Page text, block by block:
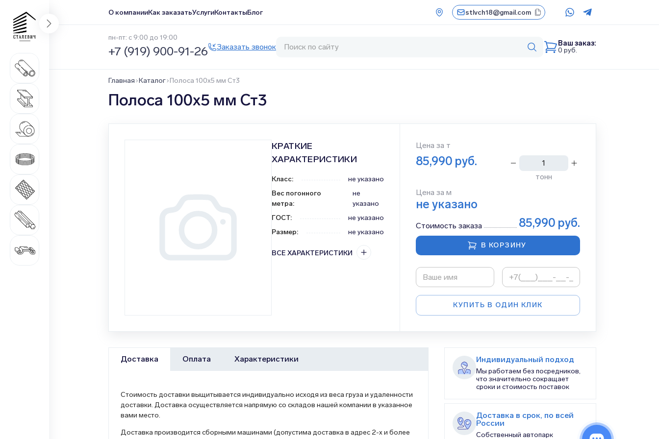
О компанииКак заказатьУслугиКонтактыБлог stlvch18@gmail.com
пн-пт: с 9:00 до 19:00
+7 (919) 900-91-26 Заказать звонок
Ваш заказ:
0 руб.
Главная Каталог Полоса 100х5 мм Ст3
Полоса 100х5 мм Ст3
КРАТКИЕ
ХАРАКТЕРИСТИКИ
Класс:
не указано
Вес погонного
метра:
не
указано
ГОСТ:
не указано
Размер: не указано
ВСЕ ХАРАКТЕРИСТИКИ
Цена за т
85,990 руб.
тонн
Цена за м
не указано
Стоимость заказа 85,990 руб.
В КОРЗИНУ
КУПИТЬ В ОДИН КЛИК
Доставка Оплата Характеристики
Стоимость доставки выщитывается индивидуально исходя из веса груза и удаленности
доставки. Доставка осуществляется напрямую со складов нашей компании в указанное
вами место.
Доставка производится сборными машинами (допустима доставка в адрес 2-х и более
Индивидуальный подход
Мы работаем без посредников,
что значительно сокращает
сроки и стоимость поставок
Доставка в срок, по всей
России
Собственный автопарк